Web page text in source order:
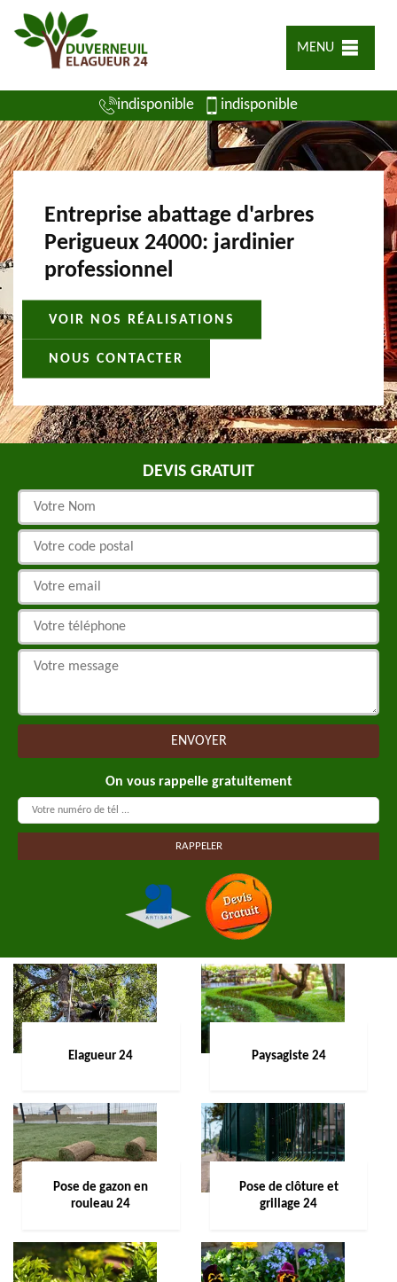
MENU
indisponible indisponible
Entreprise abattage d'arbres
Perigueux 24000: jardinier
professionnel
VOIR NOS RÉALISATIONS
NOUS CONTACTER
DEVIS GRATUIT
On vous rappelle gratuitement
Elagueur 24 Paysagiste 24
Pose de gazon en
rouleau 24
Pose de clôture et
grillage 24